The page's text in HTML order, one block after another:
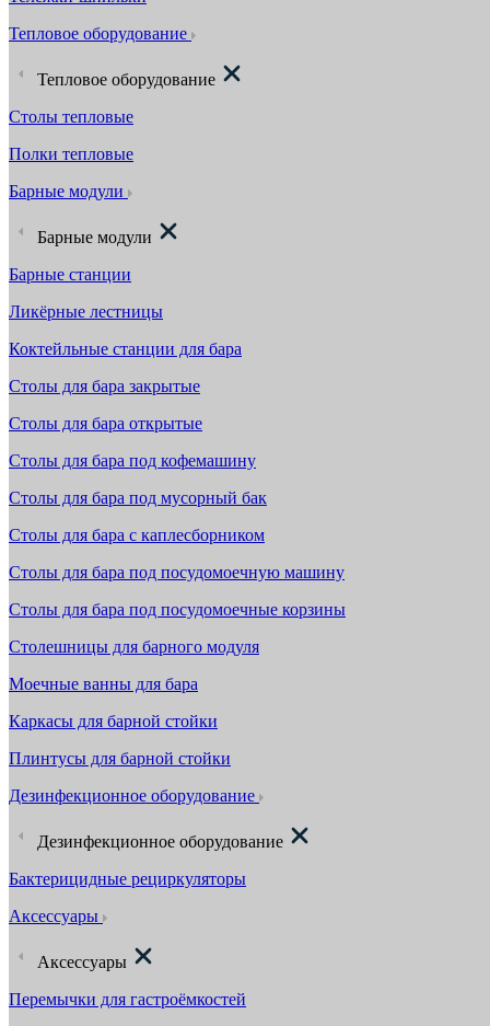
Тепловое оборудование
Тепловое оборудование
Столы тепловые
Полки тепловые
Барные модули
Барные модули
Барные станции
Ликёрные лестницы
Коктейльные станции для бара
Столы для бара закрытые
Столы для бара открытые
Столы для бара под кофемашину
Столы для бара под мусорный бак
Столы для бара с каплесборником
Столы для бара под посудомоечную машину
Столы для бара под посудомоечные корзины
Столешницы для барного модуля
Моечные ванны для бара
Каркасы для барной стойки
Плинтусы для барной стойки
Дезинфекционное оборудование
Дезинфекционное оборудование
Бактерицидные рециркуляторы
Аксессуары
Аксессуары
Перемычки для гастроёмкостей